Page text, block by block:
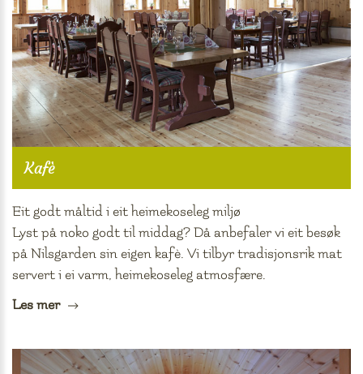
Kafè
Eit godt måltid i eit heimekoseleg miljø
Lyst på noko godt til middag? Då anbefaler vi eit besøk
på Nilsgarden sin eigen kafè. Vi tilbyr tradisjonsrik mat
servert i ei varm, heimekoseleg atmosfære.
Les mer